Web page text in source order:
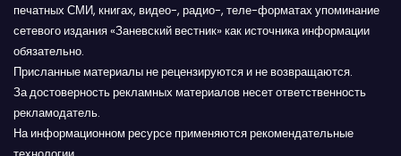
печатных СМИ, книгах, видео-, радио-, теле-форматах упоминание
сетевого издания «Заневский вестник» как источника информации
обязательно.
Присланные материалы не рецензируются и не возвращаются.
За достоверность рекламных материалов несет ответственность
рекламодатель.
На информационном ресурсе применяются рекомендательные